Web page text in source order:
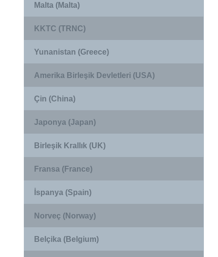
Malta (Malta)
KKTC (TRNC)
Yunanistan (Greece)
Amerika Birleşik Devletleri (USA)
Çin (China)
Japonya (Japan)
Birleşik Krallık (UK)
Fransa (France)
İspanya (Spain)
Norveç (Norway)
Belçika (Belgium)